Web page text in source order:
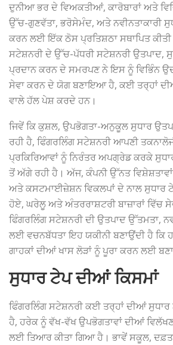
ਦੁਨੀਆ ਭਰ ਦੇ ਵਿਅਕਤੀਆਂ, ਕਾਰੋਬਾਰਾਂ ਅਤੇ
ਉੱਚ-ਗੁਣਵੱਤਾ, ਭਰੋਸੇਮੰਦ, ਅਤੇ ਨਵੀਨਤਾਕਾਰੀ
ਕਰਨ ਲਈ ਇੱਕ ਠੋਸ ਪ੍ਰਤਿਸ਼ਠਾ ਸਥਾਪਿਤ
ਸਟੇਸ਼ਨਰੀ ਦੇ ਉੱਚ-ਪੱਧਰੀ ਸਟੇਸ਼ਨਰੀ ਉਤਪਾਦ,
ਪ੍ਰਦਾਨ ਕਰਨ ਦੇ ਸਮਰਪਣ ਨੇ ਇਸ ਨੂੰ ਵਿਭਿੰਨ
ਸੇਵਾ ਕਰਨ ਦੇ ਯੋਗ ਬਣਾਇਆ ਹੈ, ਕਈ ਤਰ੍ਹਾਂ
ਵਾਲੇ ਹੱਲ ਪੇਸ਼ ਕਰਦੇ ਹਨ।
ਜਿਵੇਂ ਕਿ ਕੁਸ਼ਲ, ਉਪਭੋਗਤਾ-ਅਨੁਕੂਲ ਸੁਧਾਰ
ਰਹੀ ਹੈ, ਫਿੰਗਰਲਿੰਗ ਸਟੇਸ਼ਨਰੀ ਆਪਣੀ
ਪ੍ਰਕਿਰਿਆਵਾਂ ਨੂੰ ਨਿਰੰਤਰ ਅਪਗ੍ਰੇਡ ਕਰਕੇ
ਤੋਂ ਅੱਗੇ ਰਹੀ ਹੈ। ਅੱਜ, ਕੰਪਨੀ ਉੱਨਤ
ਅਤੇ ਕਸਟਮਾਈਜ਼ੇਸ਼ਨ ਵਿਕਲਪਾਂ ਦੇ ਨਾਲ ਸੁਧਾਰ
ਹੋਏ, ਘਰੇਲੂ ਅਤੇ ਅੰਤਰਰਾਸ਼ਟਰੀ ਬਾਜ਼ਾਰਾਂ ਵਿੱਚ
ਫਿੰਗਰਲਿੰਗ ਸਟੇਸ਼ਨਰੀ ਦੀ ਉਤਪਾਦ ਉੱਤਮਤਾ,
ਲਈ ਵਚਨਬੱਧਤਾ ਇਹ ਯਕੀਨੀ ਬਣਾਉਂਦੀ ਹੈ
ਗਾਹਕਾਂ ਦੀਆਂ ਖਾਸ ਲੋੜਾਂ ਨੂੰ ਪੂਰਾ ਕਰਨ ਲਈ
ਸੁਧਾਰ ਟੇਪ ਦੀਆਂ ਕਿਸਮਾਂ
ਫਿੰਗਰਲਿੰਗ ਸਟੇਸ਼ਨਰੀ ਕਈ ਤਰ੍ਹਾਂ ਦੀਆਂ ਸੁਧਾਰ
ਹੈ, ਹਰੇਕ ਨੂੰ ਵੱਖ-ਵੱਖ ਉਪਭੋਗਤਾਵਾਂ ਦੀਆਂ
ਲਈ ਤਿਆਰ ਕੀਤਾ ਗਿਆ ਹੈ। ਭਾਵੇਂ ਸਕੂਲ,